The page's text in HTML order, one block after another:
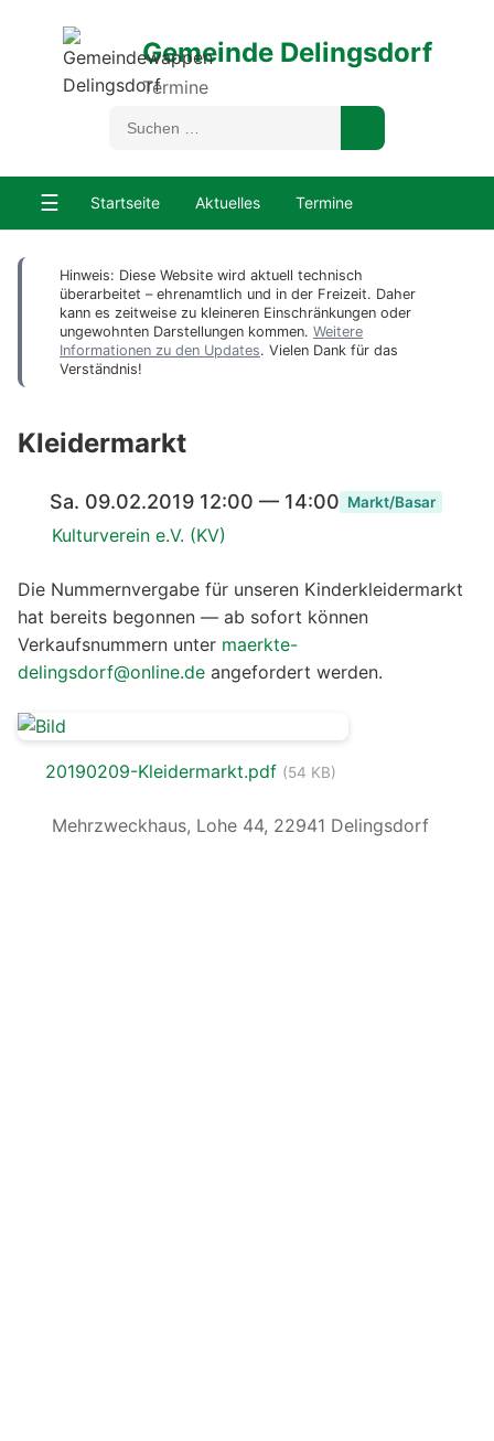
Gemeinde Delingsdorf
Termine
☰ Startseite Aktuelles Termine
Hinweis: Diese Website wird aktuell technisch
überarbeitet – ehrenamtlich und in der Freizeit. Daher
kann es zeitweise zu kleineren Einschränkungen oder
ungewohnten Darstellungen kommen. Weitere
Informationen zu den Updates. Vielen Dank für das
Verständnis!
Kleidermarkt
Sa. 09.02.2019 12:00 — 14:00 Markt/Basar
Kulturverein e.V. (KV)
Die Nummernvergabe für unseren Kinderkleidermarkt
hat bereits begonnen — ab sofort können
Verkaufsnummern unter maerkte-
delingsdorf@online.de angefordert werden.
20190209-Kleidermarkt.pdf (54 KB)
Mehrzweckhaus, Lohe 44, 22941 Delingsdorf